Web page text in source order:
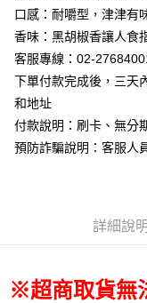
【無法指定出貨日及到
排出貨⭐
【無法指定出貨日及到
出貨⭐
每筆NT$80，滿
每筆NT$80，滿
每筆NT$150，滿
口感：耐嚼型，津津有
香味：黑胡椒香讓人食
客服專線：02-
下單付款完成後，三天
和地址
付款說明：刷卡、無分
預防詐騙說明：客服人
詳細說明
※超商取貨無